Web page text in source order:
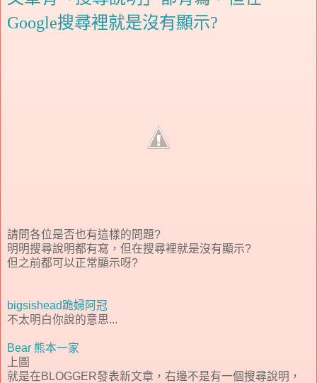
Google搜尋裡就是沒有顯示?
請問各位是否也有這樣的問題?
明明搜尋說明都有寫，但在搜尋裡就是沒有顯示?
但之前都可以正常顯示呀?
bigsishead跪婦阿冠
不太明白你說的意思...
Bear 熊本一家
上圖
就是在BLOGGER發表新文章，右邊不是有一個搜尋說明，